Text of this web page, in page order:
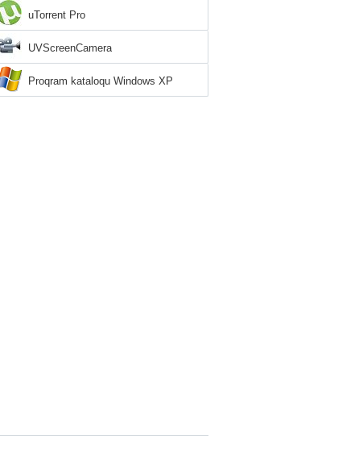
uTorrent Pro
UVScreenCamera
Proqram kataloqu Windows XP